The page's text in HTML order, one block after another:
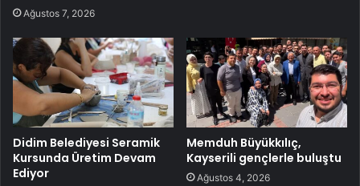
Ağustos 7, 2026
Didim Belediyesi Seramik
Kursunda Üretim Devam
Ediyor
Memduh Büyükkılıç,
Kayserili gençlerle buluştu
Ağustos 4, 2026